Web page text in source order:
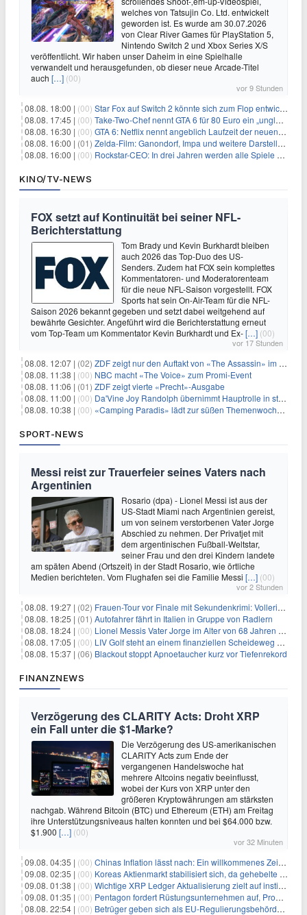
welches von Tatsujin Co. Ltd. entwickelt
geworden ist. Es wurde am 30.07.2026
von Clear River Games für PlayStation 5,
Nintendo Switch 2 und Xbox Series X/S
veröffentlicht. Wir haben unser Daheim in eine Spielhalle
verwandelt und herausgefunden, ob dieser neue Arcade-Titel
auch […] (00)
vor 9 Stunden
08.08. 18:00 | (00) Star Fox auf Switch 2 könnte sich zum Flop entwickeln
08.08. 17:45 | (00) Take-Two-Chef nennt GTA 6 für 80 Euro ein „unglaubliches Schnäppchen“
08.08. 16:30 | (00) GTA 6: Netflix nennt angeblich Laufzeit der neuen Gameplay-Präsentation
08.08. 16:00 | (01) Zelda-Film: Ganondorf, Impa und weitere Darsteller sollen feststehen
08.08. 16:00 | (00) Rockstar-CEO: In drei Jahren werden alle Spiele gestreamt
KINO/TV-NEWS
FOX setzt auf Kontinuität bei seiner NFL-
Berichterstattung
Tom Brady und Kevin Burkhardt bleiben
auch 2026 das Top-Duo des US-
Senders. Zudem hat FOX sein komplettes
Kommentatoren- und Moderatorenteam
für die neue NFL-Saison vorgestellt. FOX
Sports hat sein On-Air-Team für die NFL-
Saison 2026 bekannt gegeben und setzt dabei weitgehend auf
bewährte Gesichter. Angeführt wird die Berichterstattung erneut
vom Top-Team um Kommentator Kevin Burkhardt und Ex-[…] (00)
vor 17 Stunden
08.08. 12:07 | (02) ZDF zeigt nur den Auftakt von «The Assassin» im Fernsehen
08.08. 11:38 | (00) NBC macht «The Voice» zum Promi-Event
08.08. 11:06 | (01) ZDF zeigt vierte «Precht»-Ausgabe
08.08. 11:00 | (00) Da'Vine Joy Randolph übernimmt Hauptrolle in starbesetzter schwarzer Komödie
08.08. 10:38 | (00) «Camping Paradis» lädt zur süßen Themenwoche ein
SPORT-NEWS
Messi reist zur Trauerfeier seines Vaters nach
Argentinien
Rosario (dpa) - Lionel Messi ist aus der
US-Stadt Miami nach Argentinien gereist,
um von seinem verstorbenen Vater Jorge
Abschied zu nehmen. Der Privatjet mit
dem argentinischen Fußball-Weltstar,
seiner Frau und den drei Kindern landete
am späten Abend (Ortszeit) in der Stadt Rosario, wie örtliche
Medien berichteten. Vom Flughafen sei die Familie Messi […] (00)
vor 2 Stunden
08.08. 19:27 | (02) Frauen-Tour vor Finale mit Sekundenkrimi: Vollering in Gelb
08.08. 18:25 | (01) Autofahrer fährt in Italien in Gruppe von Radlern
08.08. 18:24 | (00) Lionel Messis Vater Jorge im Alter von 68 Jahren gestorben
08.08. 17:05 | (00) LIV Golf steht an einem finanziellen Scheideweg auf der Suche nach neuen Investitionen
08.08. 15:37 | (06) Blackout stoppt Apnoetaucher kurz vor Tiefenrekord
FINANZNEWS
Verzögerung des CLARITY Acts: Droht XRP
ein Fall unter die $1-Marke?
Die Verzögerung des US-amerikanischen
CLARITY Acts zum Ende der
vergangenen Handelswoche hat
mehrere Altcoins negativ beeinflusst,
wobei der Kurs von XRP unter den
größeren Kryptowährungen am stärksten
nachgab. Während Bitcoin (BTC) und Ethereum (ETH) am Freitag
ihre Unterstützungsniveaus halten konnten und bei $64.000 bzw.
$1.900 […] (00)
vor 32 Minuten
09.08. 04:35 | (00) Chinas Inflation lässt nach: Ein willkommenes Zeichen für Investoren angesichts der Folgen des Öl-Schocks
09.08. 02:35 | (00) Koreas Aktienmarkt stabilisiert sich, da gehebelte Positionen abgebaut werden
09.08. 01:38 | (00) Wichtige XRP Ledger Aktualisierung zielt auf institutionelle Akzeptanz ab
09.08. 01:35 | (00) Pentagon fordert Rüstungsunternehmen auf, Produktion angesichts eskalierender globaler Spannungen zu steigern
08.08. 22:54 | (00) Betrüger geben sich als EU-Regulierungsbehörden aus, um Krypto-Nutzer nach MiCA-Deadline ins Visier zu nehmen